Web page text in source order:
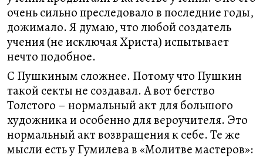
очень сильно преследовало в последние годы,
дожимало. Я думаю, что любой создатель
учения (не исключая Христа) испытывает
нечто подобное.
С Пушкиным сложнее. Потому что Пушкин
такой секты не создавал. А вот бегство
Толстого – нормальный акт для большого
художника и особенно для вероучителя. Это
нормальный акт возвращения к себе. Те же
мысли есть у Гумилева в «Молитве мастеров»: